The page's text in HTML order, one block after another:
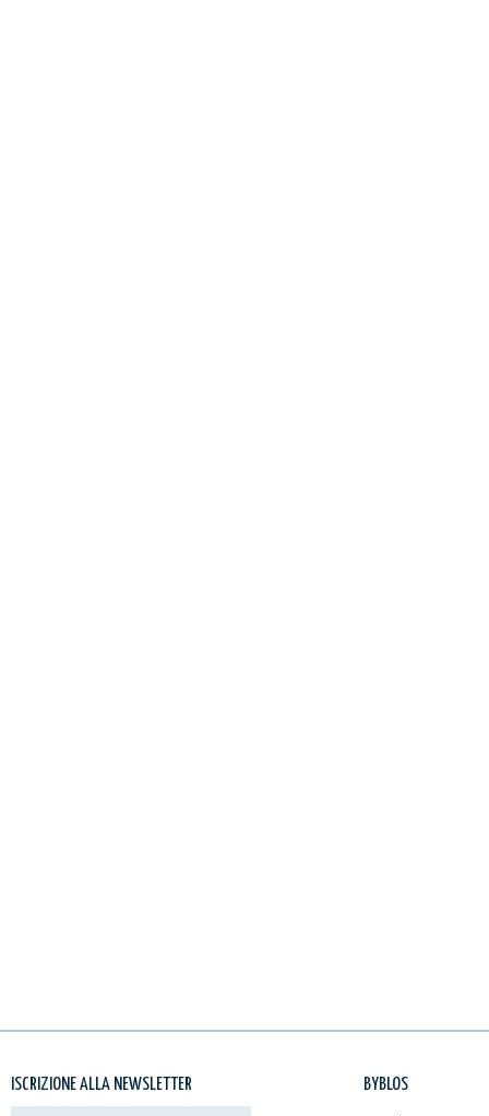
ISCRIZIONE ALLA NEWSLETTER BYBLOS